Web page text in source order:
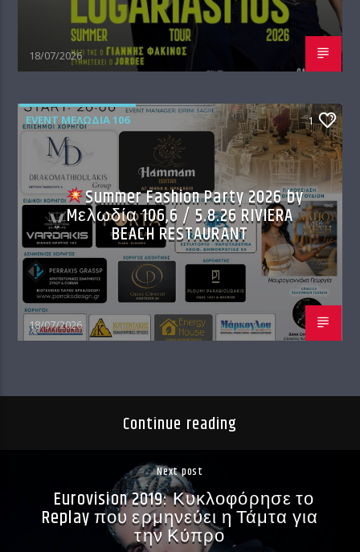
18/07/2026
EVENT ΜΕΛΩΔΊΑ 106 1
Summer Fashion Party 2026 by
Mελωδία 106,6 / 5.8.26 RIVIERA
BEACH RESTAURANT
18/07/2026
Continue reading
Next post
Eurovision 2019: Κυκλοφόρησε το
Replay που ερμηνεύει η Τάμτα για
την Κύπρο